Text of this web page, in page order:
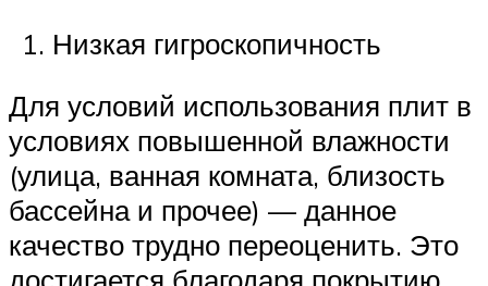
Низкая гигроскопичность
Для условий использования плит в
условиях повышенной влажности
(улица, ванная комната, близость
бассейна и прочее) — данное
качество трудно переоценить. Это